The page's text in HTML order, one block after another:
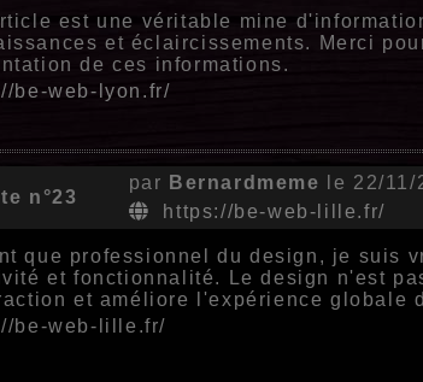
est une véritable mine
et éclaircissements. Merci
de ces informations.
be-web-lyon.fr/
n°23
par Bernardmeme le 22/11/
https://be-web-lille.fr/
que professionnel du design, je suis
et fonctionnalité. Le design n'est
et améliore l'expérience globale
be-web-lille.fr/